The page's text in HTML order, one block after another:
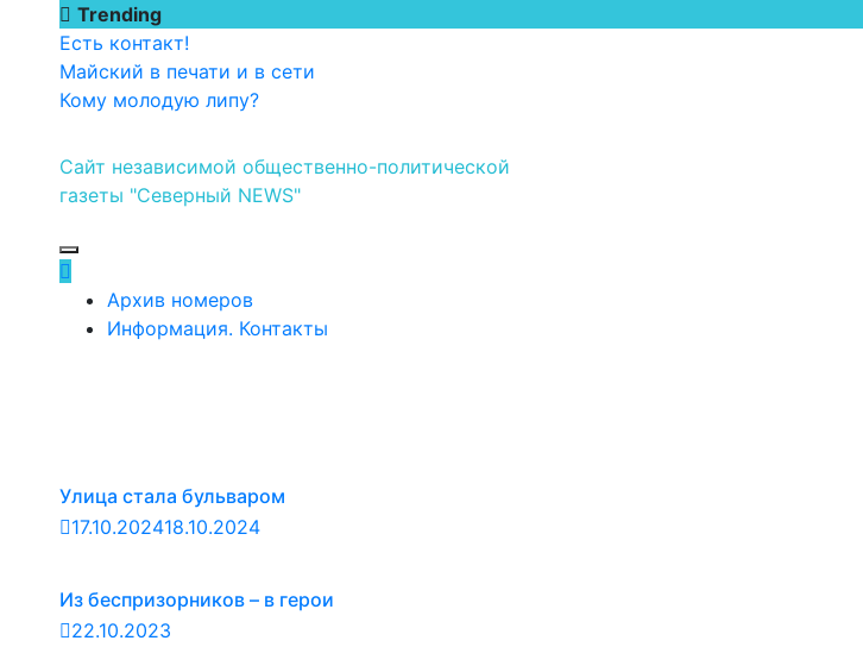
Перейти
содержимому
Trending
Есть контакт!
Майский в печати и в сети
Кому молодую липу?
Сайт независимой общественно-политической
газеты "Северный NEWS"
Архив номеров
Информация. Контакты
Улица стала бульваром
17.10.202418.10.2024
Из беспризорников – в герои
22.10.2023